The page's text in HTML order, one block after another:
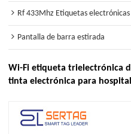
Rf 433Mhz Etiquetas
Pantalla de barra estirada
Wi-Fi etiqueta trielectrónica
tinta electrónica para